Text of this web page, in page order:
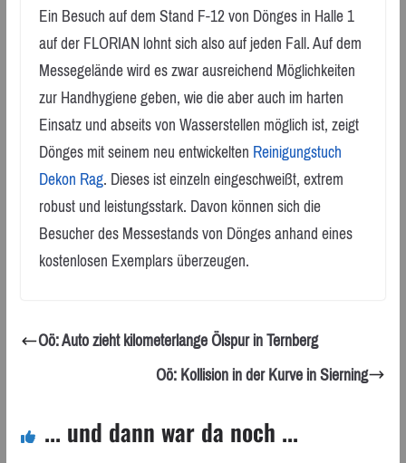
Ein Besuch auf dem Stand F-12 von Dönges in Halle 1
auf der FLORIAN lohnt sich also auf jeden Fall. Auf dem
Messegelände wird es zwar ausreichend Möglichkeiten
zur Handhygiene geben, wie die aber auch im harten
Einsatz und abseits von Wasserstellen möglich ist, zeigt
Dönges mit seinem neu entwickeltenReinigungstuch
Dekon Rag. Dieses ist einzeln eingeschweißt, extrem
robust und leistungsstark. Davon können sich die
Besucher des Messestands von Dönges anhand eines
kostenlosen Exemplars überzeugen.
Oö: Auto zieht kilometerlange Ölspur in Ternberg
Oö: Kollision in der Kurve in Sierning
... und dann war da noch ...